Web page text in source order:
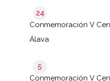
24
Conmemoración V
Álava
5
Conmemoración V